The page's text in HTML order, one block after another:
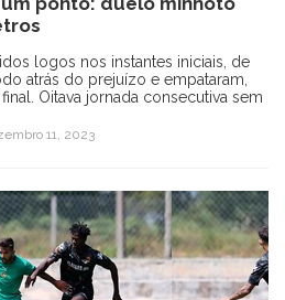
logos nos instantes iniciais, de
atrás do prejuízo e empataram,
Oitava jornada consecutiva sem
11, 2023